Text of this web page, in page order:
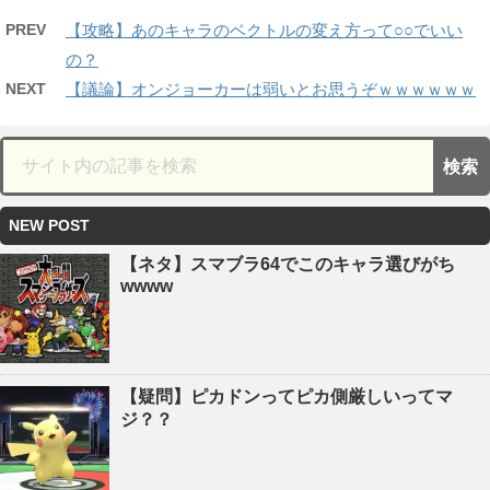
PREV
【攻略】あのキャラのベクトルの変え方って○○でいい
の？
NEXT 【議論】オンジョーカーは弱いとお思うぞｗｗｗｗｗｗ
NEW POST
【ネタ】スマブラ64でこのキャラ選びがち
wwww
【疑問】ピカドンってピカ側厳しいってマ
ジ？？